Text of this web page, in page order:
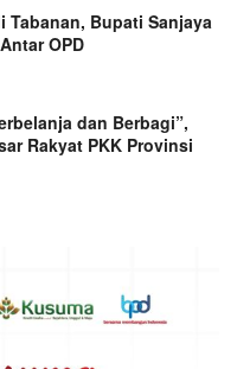
Tabanan, Bupati Sanjaya
OPD
dan Berbagi”,
Rakyat PKK Provinsi